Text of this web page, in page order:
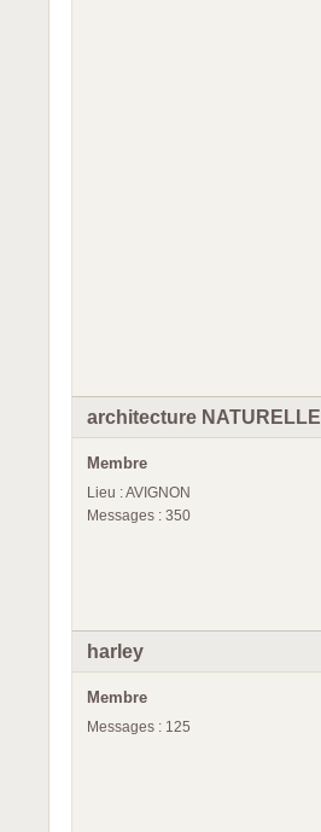
architecture NATURELLE
Membre
Lieu : AVIGNON
Messages : 350
harley
Membre
Messages : 125